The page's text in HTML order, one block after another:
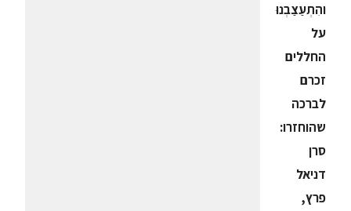
והִתְעַצַבְנוּ
על
החללים
זכרם
לברכה
שהוחזרו:
סרן
דניאל
פרץ,